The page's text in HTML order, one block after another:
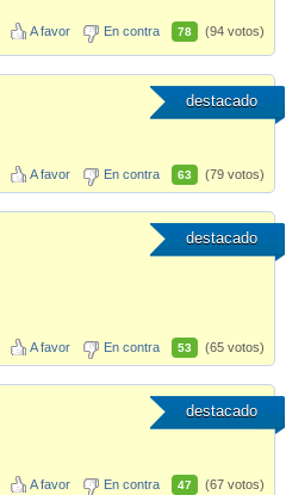
A favor En contra 78 (94 votos)
destacado
A favor En contra 63 (79 votos)
destacado
A favor En contra 53 (65 votos)
destacado
A favor En contra 47 (67 votos)